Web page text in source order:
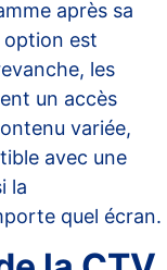
après sa
est
les
un accès
variée,
avec une
la
quel écran.